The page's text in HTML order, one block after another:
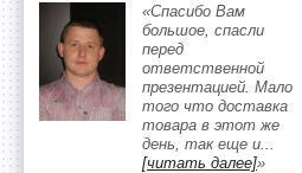
«Спасибо Вам
большое, спасли
перед
ответственной
презентацией. Мало
того что доставка
товара в этот же
день, так еще и...
[читать далее]»